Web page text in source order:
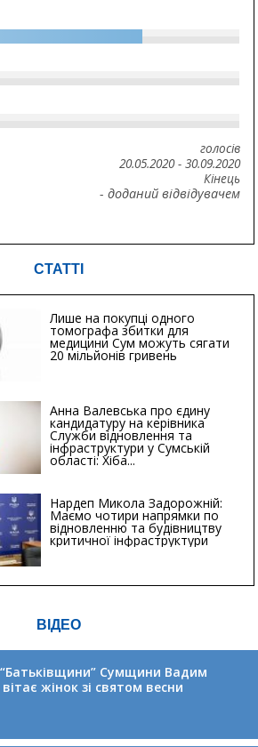
голосів
20.05.2020- 30.09.2020
Кінець
- доданий відвідувачем
СТАТТІ
Лише на покупці одного
томографа збитки для
медицини Сум можуть сягати
20 мільйонів гривень
Анна Валевська про єдину
кандидатуру на керівника
Служби відновлення та
інфраструктури у Сумській
області: Хіба...
Нардеп Микола Задорожній:
Маємо чотири напрямки по
відновленню та будівництву
критичної інфраструктури
ВІДЕО
Сумщини Вадим
жінок зі святом весни